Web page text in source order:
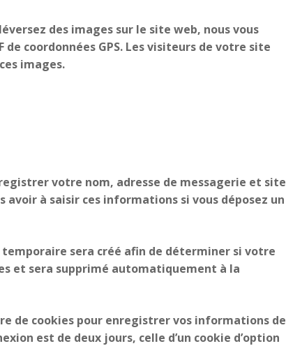
des images sur le site web, nous vous
coordonnées GPS. Les visiteurs de votre site
images.
votre nom, adresse de messagerie et site
avoir à saisir ces informations si vous déposez un
temporaire sera créé afin de déterminer si votre
et sera supprimé automatiquement à la
de cookies pour enregistrer vos informations de
est de deux jours, celle d’un cookie d’option